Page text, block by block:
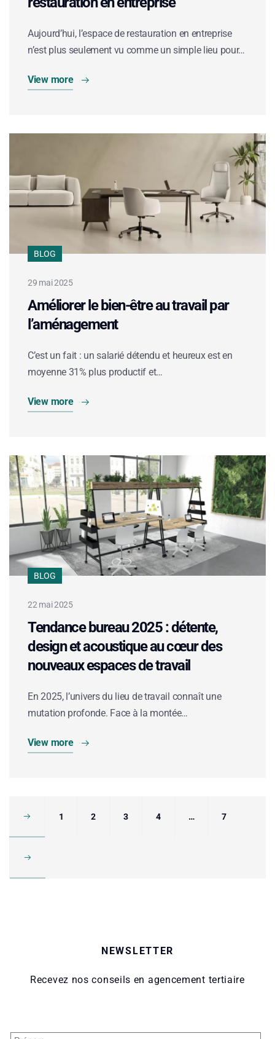
Aujourd’hui, l’espace de restauration en entreprise
n’est plus seulement vu comme un simple lieu pour…
View more
BLOG
29 mai 2025
Améliorer le bien-être au travail par
l’aménagement
C’est un fait : un salarié détendu et heureux est en
moyenne 31% plus productif et…
View more
BLOG
22 mai 2025
Tendance bureau 2025 : détente,
design et acoustique au cœur des
nouveaux espaces de travail
En 2025, l’univers du lieu de travail connaît une
mutation profonde. Face à la montée…
View more
1 2 3 4 … 7
NEWSLETTER
Recevez nos conseils en agencement tertiaire